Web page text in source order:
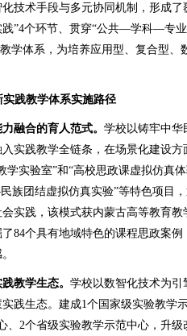
技术手段与多元协同机制，形成了
”4个环节、贯穿“公共—学科—专
学体系，为培养应用型、复合型、
践教学体系实施路径
融合的育人范式。 学校以铸牢中华
实践教学全链条，在场景化建设方
实验室”和“高校思政课虚拟仿真
族团结虚拟仿真实验”等特色项目
实践，该模式获内蒙古高等教育教
84个具有地域特色的课程思政案例
教学生态。 学校以数智化技术为引
践生态。建成1个国家级实验教学
、2个省级实验教学示范中心，升级